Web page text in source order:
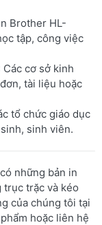
Brother HL-
tập, công việc
Các cơ sở kinh
tài liệu hoặc
tổ chức giáo dục
sinh viên.
những bản in
trặc và kéo
của chúng tôi tại
hoặc liên hệ